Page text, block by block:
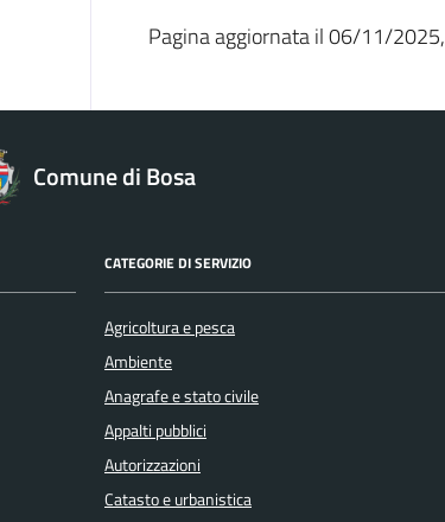
Pagina aggiornata il 06/11/
Comune di Bosa
CATEGORIE DI SERVIZIO
Agricoltura e pesca
Ambiente
Anagrafe e stato civile
Appalti pubblici
Autorizzazioni
Catasto e urbanistica